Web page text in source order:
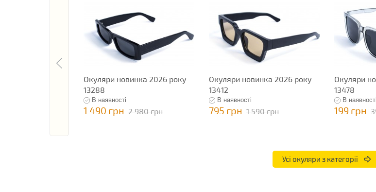
Окуляри новинка 2026 року
13288
В наявності
1 490 грн 2 980 грн
Окуляри новинка 2026 року
13412
В наявності
795 грн 1 590 грн
Окуляри
13478
В наявності
199 грн
Усі окуляри з категорії